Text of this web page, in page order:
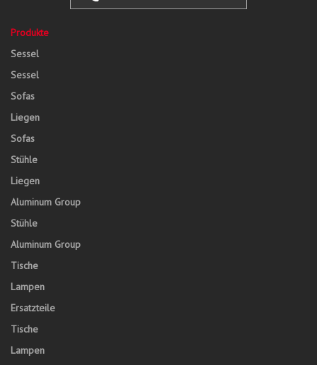
Produkte
Sessel
Sessel
Sofas
Liegen
Sofas
Stühle
Liegen
Aluminum Group
Stühle
Aluminum Group
Tische
Lampen
Ersatzteile
Tische
Lampen